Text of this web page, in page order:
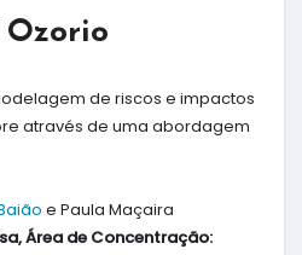
de riscos e impactos
através de uma abordagem
e Paula Maçaira
Área de Concentração: